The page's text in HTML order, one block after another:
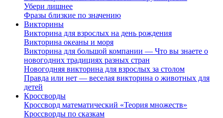
Убери лишнее
Фразы близкие по значению
Викторины
Викторина для взрослых на день рождения
Викторина океаны и моря
Викторина для большой компании — Что вы знаете о
новогодних традициях разных стран
Новогодняя викторина для взрослых за столом
Правда или нет — веселая викторина о животных для
детей
Кроссворды
Кроссворд математический «Теория множеств»
Кроссворды по сказкам